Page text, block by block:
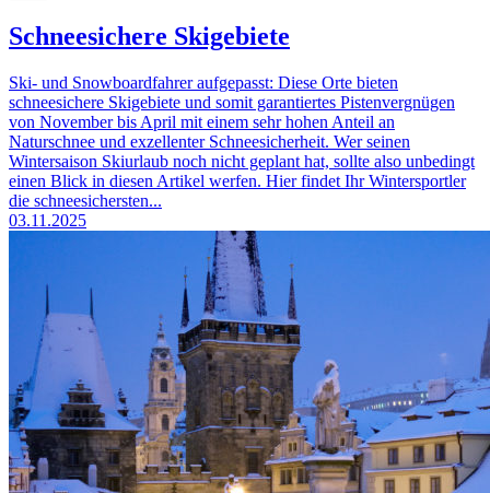
Schneesichere Skigebiete
Ski- und Snowboardfahrer aufgepasst: Diese Orte bieten
schneesichere Skigebiete und somit garantiertes Pistenvergnügen
von November bis April mit einem sehr hohen Anteil an
Naturschnee und exzellenter Schneesicherheit. Wer seinen
Wintersaison Skiurlaub noch nicht geplant hat, sollte also unbedingt
einen Blick in diesen Artikel werfen. Hier findet Ihr Wintersportler
die schneesichersten...
03.11.2025